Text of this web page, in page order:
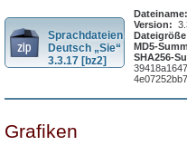
Sprachdateien
Deutsch „Sie“
3.3.17 [bz2]
Dateiname:
Version:
MD5-
SHA256-
Grafiken